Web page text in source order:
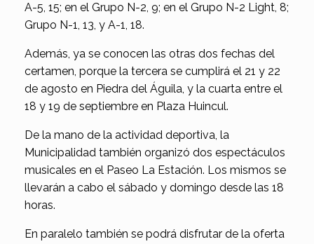
A-5, 15; en el Grupo N-2, 9; en el Grupo N-2 Light, 8;
Grupo N-1, 13, y A-1, 18.
Además, ya se conocen las otras dos fechas del
certamen, porque la tercera se cumplirá el 21 y 22
de agosto en Piedra del Águila, y la cuarta entre el
18 y 19 de septiembre en Plaza Huincul.
De la mano de la actividad deportiva, la
Municipalidad también organizó dos espectáculos
musicales en el Paseo La Estación. Los mismos se
llevarán a cabo el sábado y domingo desde las 18
horas.
En paralelo también se podrá disfrutar de la oferta